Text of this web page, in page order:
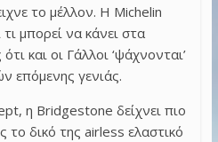
το μέλλον. Η Michelin
τι μπορεί να κάνει στα
και οι Γάλλοι ‘ψάχνονται’
επόμενης γενιάς.
η Bridgestone δείχνει πιο
το δικό της airless ελαστικό